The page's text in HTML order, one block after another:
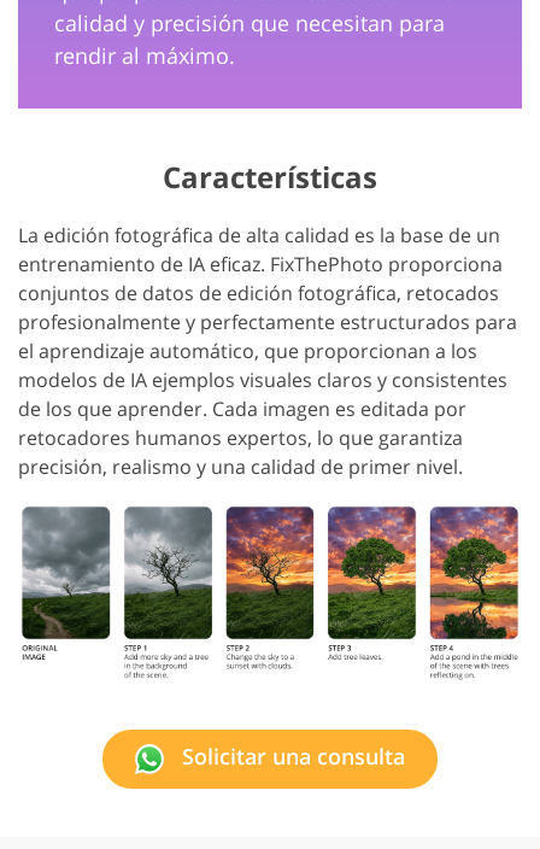
calidad y precisión que necesitan para
rendir al máximo.
Características
La edición fotográfica de alta calidad es la base de un
entrenamiento de IA eficaz. FixThePhoto proporciona
conjuntos de datos de edición fotográfica, retocados
profesionalmente y perfectamente estructurados para
el aprendizaje automático, que proporcionan a los
modelos de IA ejemplos visuales claros y consistentes
de los que aprender. Cada imagen es editada por
retocadores humanos expertos, lo que garantiza
precisión, realismo y una calidad de primer nivel.
Solicitar una consulta